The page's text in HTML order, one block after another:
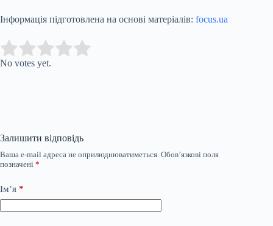
Інформація підготовлена на основі матеріалів: focus.ua
Rate this item:
No votes yet.
Залишити відповідь
Ваша e-mail адреса не оприлюднюватиметься. Обов’язкові поля
позначені *
Ім’я *